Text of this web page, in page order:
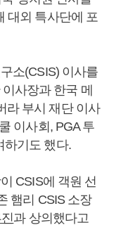
대외 특사단에 포
소(CSIS) 이사를
사장과 한국 메
라 부시 재단 이사
이사회, PGA 투
하기도 했다.
CSIS에 객원 선
햄리 CSIS 소장
과 상의했다고